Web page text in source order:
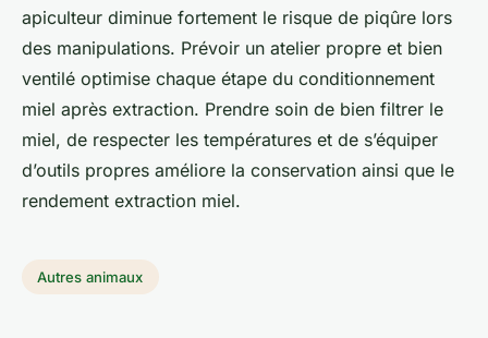
apiculteur diminue fortement le risque de piqûre lors
des manipulations. Prévoir un atelier propre et bien
ventilé optimise chaque étape du conditionnement
miel après extraction. Prendre soin de bien filtrer le
miel, de respecter les températures et de s’équiper
d’outils propres améliore la conservation ainsi que le
rendement extraction miel.
Autres animaux